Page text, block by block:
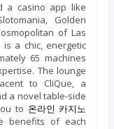
a casino app like
Golden
of Las
is a chic, energetic
65 machines
The lounge
to CliQue, a
a novel table-side
to 온라인 카지노
benefits of each